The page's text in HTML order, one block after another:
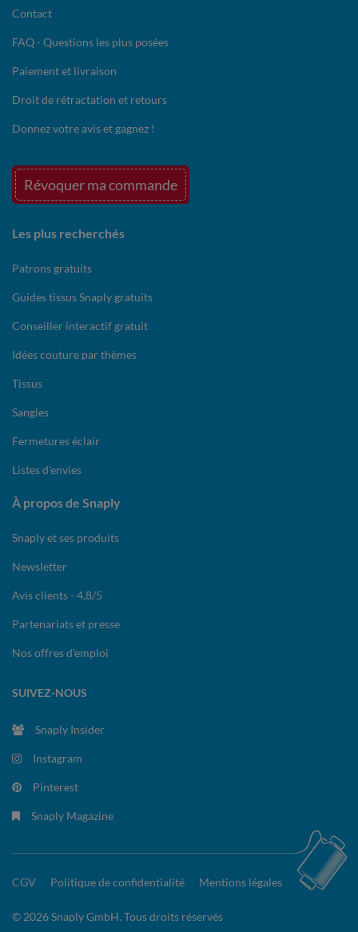
Contact
FAQ - Questions les plus posées
Paiement et livraison
Droit de rétractation et retours
Donnez votre avis et gagnez !
Révoquer ma commande
Les plus recherchés
Patrons gratuits
Guides tissus Snaply gratuits
Conseiller interactif gratuit
Idées couture par thèmes
Tissus
Sangles
Fermetures éclair
Listes d'envies
À propos de Snaply
Snaply et ses produits
Newsletter
Avis clients - 4,8/5
Partenariats et presse
Nos offres d'emploi
SUIVEZ-NOUS
Snaply Insider
Instagram
Pinterest
Snaply Magazine
CGV Politique de confidentialité Mentions légales
© 2026 Snaply GmbH. Tous droits réservés